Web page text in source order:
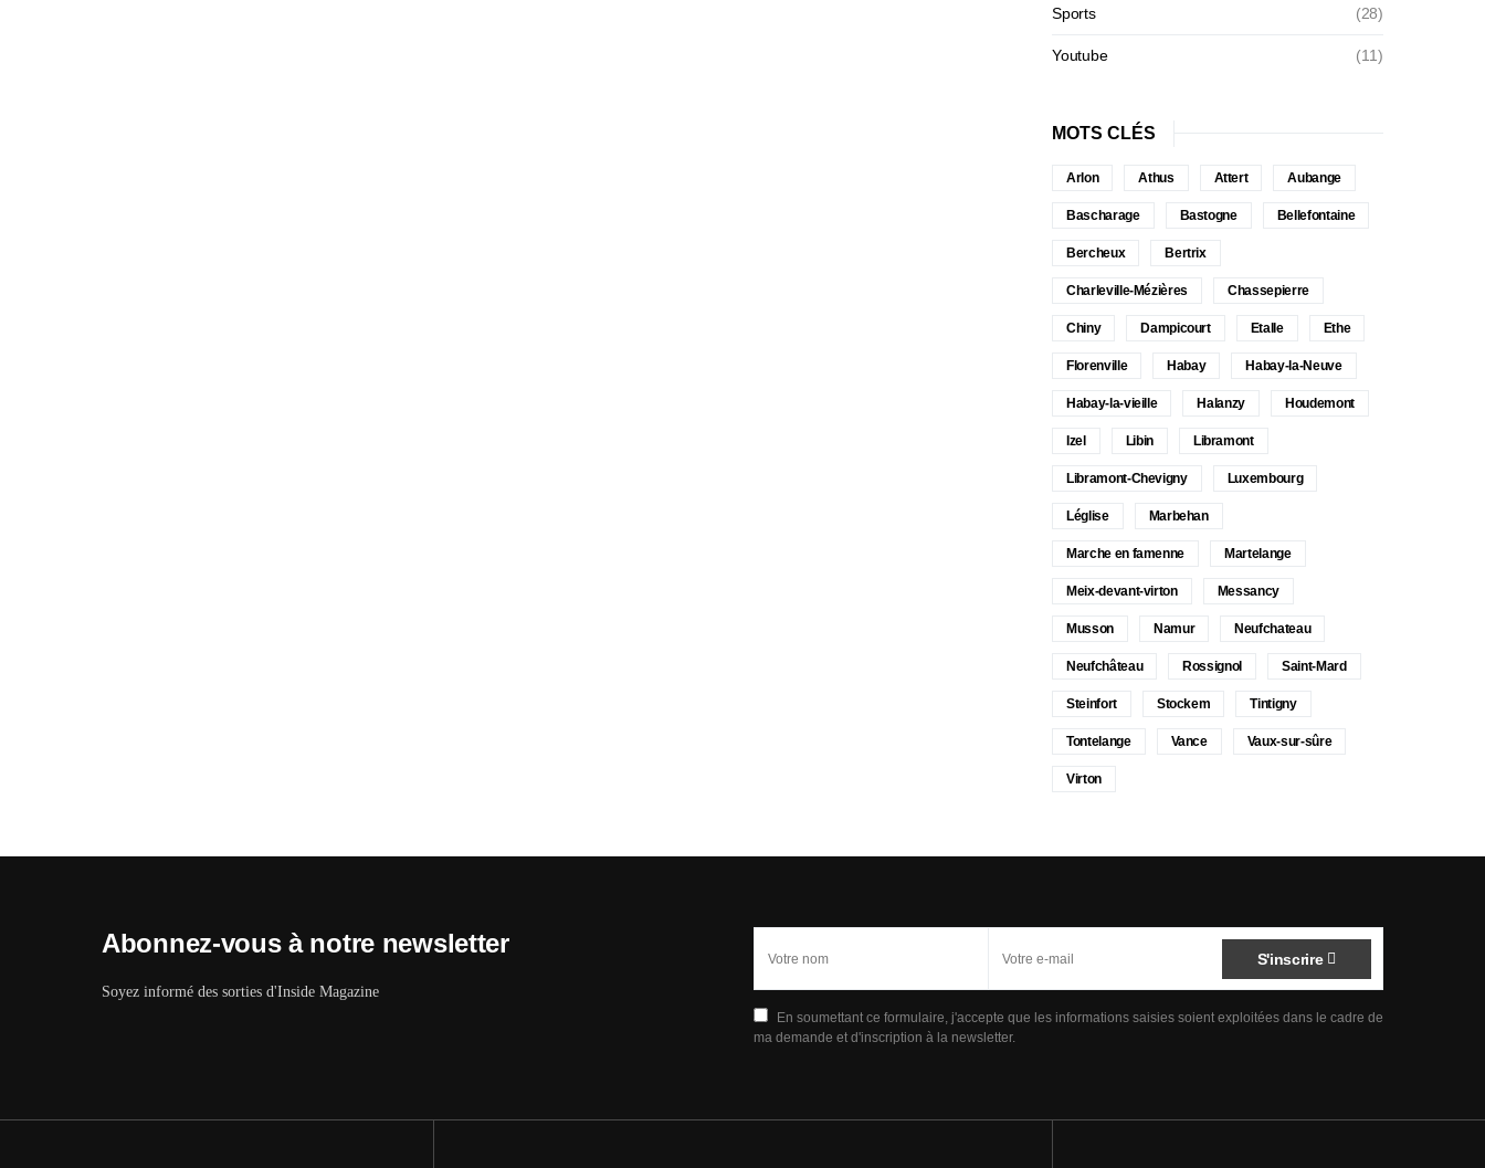
Sports (28)
Youtube (11)
MOTS CLÉS
Arlon Athus Attert Aubange
Bascharage Bastogne Bellefontaine
Bercheux Bertrix
Charleville-Mézières Chassepierre
Chiny Dampicourt Etalle Ethe
Florenville Habay Habay-la-Neuve
Habay-la-vieille Halanzy Houdemont
Izel Libin Libramont
Libramont-Chevigny Luxembourg
Léglise Marbehan
Marche en famenne Martelange
Meix-devant-virton Messancy
Musson Namur Neufchateau
Neufchâteau Rossignol Saint-Mard
Steinfort Stockem Tintigny
Tontelange Vance Vaux-sur-sûre
Virton
Abonnez-vous à notre newsletter
Soyez informé des sorties d'Inside Magazine
S'inscrire
En soumettant ce formulaire, j'accepte que les informations saisies soient exploitées dans le cadre de
ma demande et d'inscription à la newsletter.